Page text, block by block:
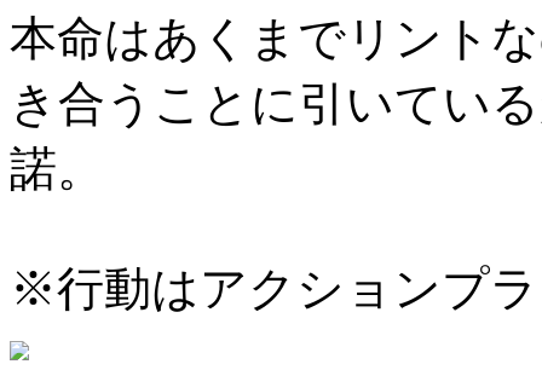
本命はあくまでリント
き合うことに引いてい
諾。
※行動はアクションプ